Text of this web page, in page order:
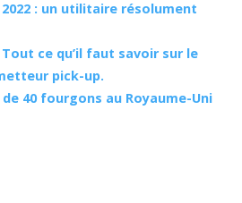
: un utilitaire résolument
ce qu’il faut savoir sur le
pick-up.
40 fourgons au Royaume-Uni